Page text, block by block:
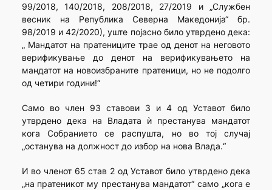
99/2018, 140/2018, 208/2018, 27/2019 и „Службен
весник на Република Северна Македонија“ бр.
98/2019 и 42/2020), уште појасно било утврдено дека:
„ Мандатот на пратениците трае од денот на неговото
верификување до денот на верификувањето на
мандатот на новоизбраните пратеници, но не подолго
од четири години!“
Само во член 93 ставови 3 и 4 од Уставот било
утврдено дека на Владата ѝ престанува мандатот
кога Собранието се распушта, но во тој случај
„останува на должност до избор на нова Влада.“
И во членот 65 став 2 од Уставот било утврдено дека
„на пратеникот му престанува мандатот“ само „кога е